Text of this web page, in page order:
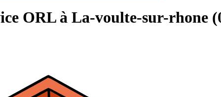
ORL à La-voulte-sur-rhone